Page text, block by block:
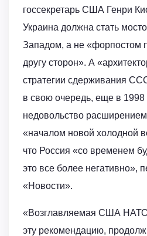
госсекретарь США Генри
Украина должна стать
Западом, а не «форпостом
другу сторон». А
стратегии сдерживания
в свою очередь, еще в
недовольство
«началом новой холодной
что Россия «со временем
это все более негативно»,
«Новости».
«Возглавляемая США НАТО
эту рекомендацию,